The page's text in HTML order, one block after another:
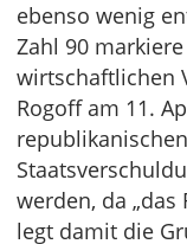
ebenso wenig
Zahl 90
wirtschaftlichen
Rogoff am 11.
werden, da
legt damit die